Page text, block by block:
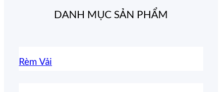
DANH MỤC SẢN PHẨM
Rèm Vải